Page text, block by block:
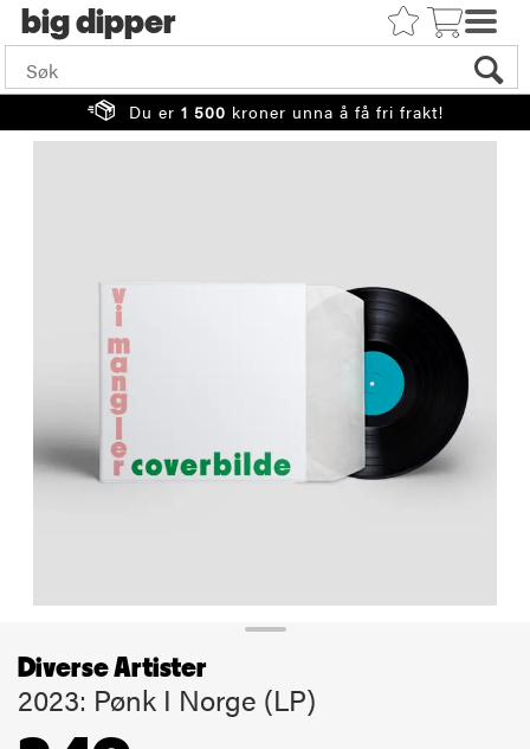
big
Du er 1 500 kroner unna å få fri frakt!
Diverse Artister
2023: Pønk I Norge (LP)